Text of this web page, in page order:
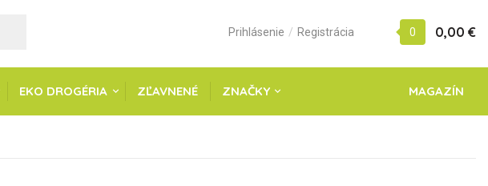
Prihlásenie / Registrácia 0 0,00 €
EKO DROGÉRIA ZĽAVNENÉ ZNAČKY MAGAZÍN